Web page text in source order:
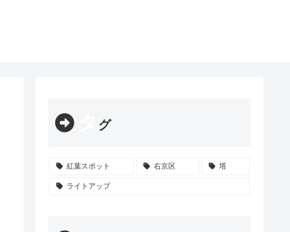
グ
紅葉スポット 右京区 塔
ライトアップ